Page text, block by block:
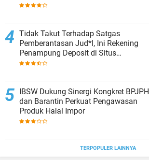
Tidak Takut Terhadap Satgas
Pemberantasan Jud*l, Ini Rekening
Penampung Deposit di Situs
MENARA4D
IBSW Dukung Sinergi Kongkret BPJPH
dan Barantin Perkuat Pengawasan
Produk Halal Impor
TERPOPULER LAINNYA